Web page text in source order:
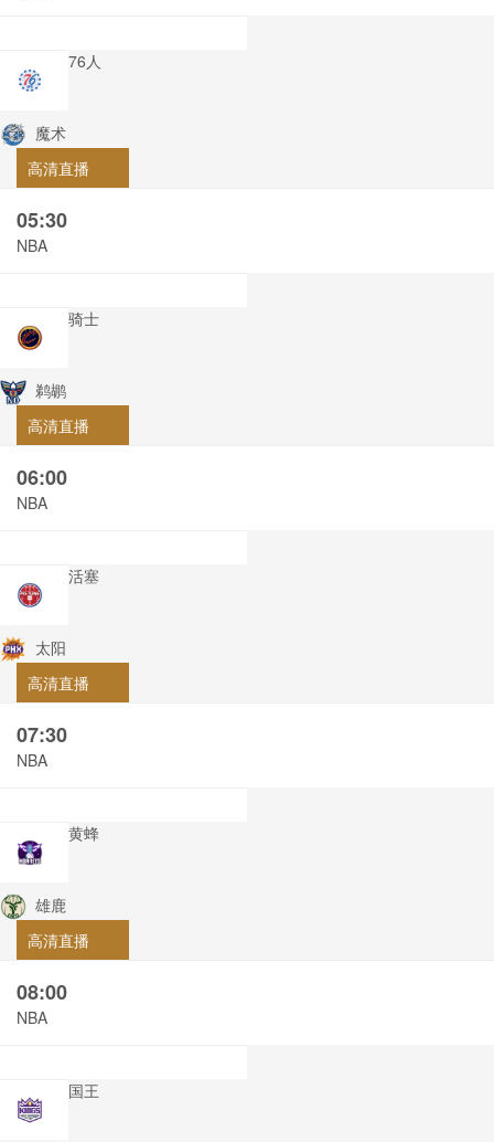
76人
魔术
高清直播
05:30
NBA
骑士
鹈鹕
高清直播
06:00
NBA
活塞
太阳
高清直播
07:30
NBA
黄蜂
雄鹿
高清直播
08:00
NBA
国王